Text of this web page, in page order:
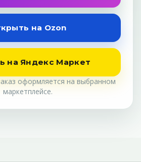
на Ozon
на Яндекс Маркет
оформляется на выбранном
маркетплейсе.